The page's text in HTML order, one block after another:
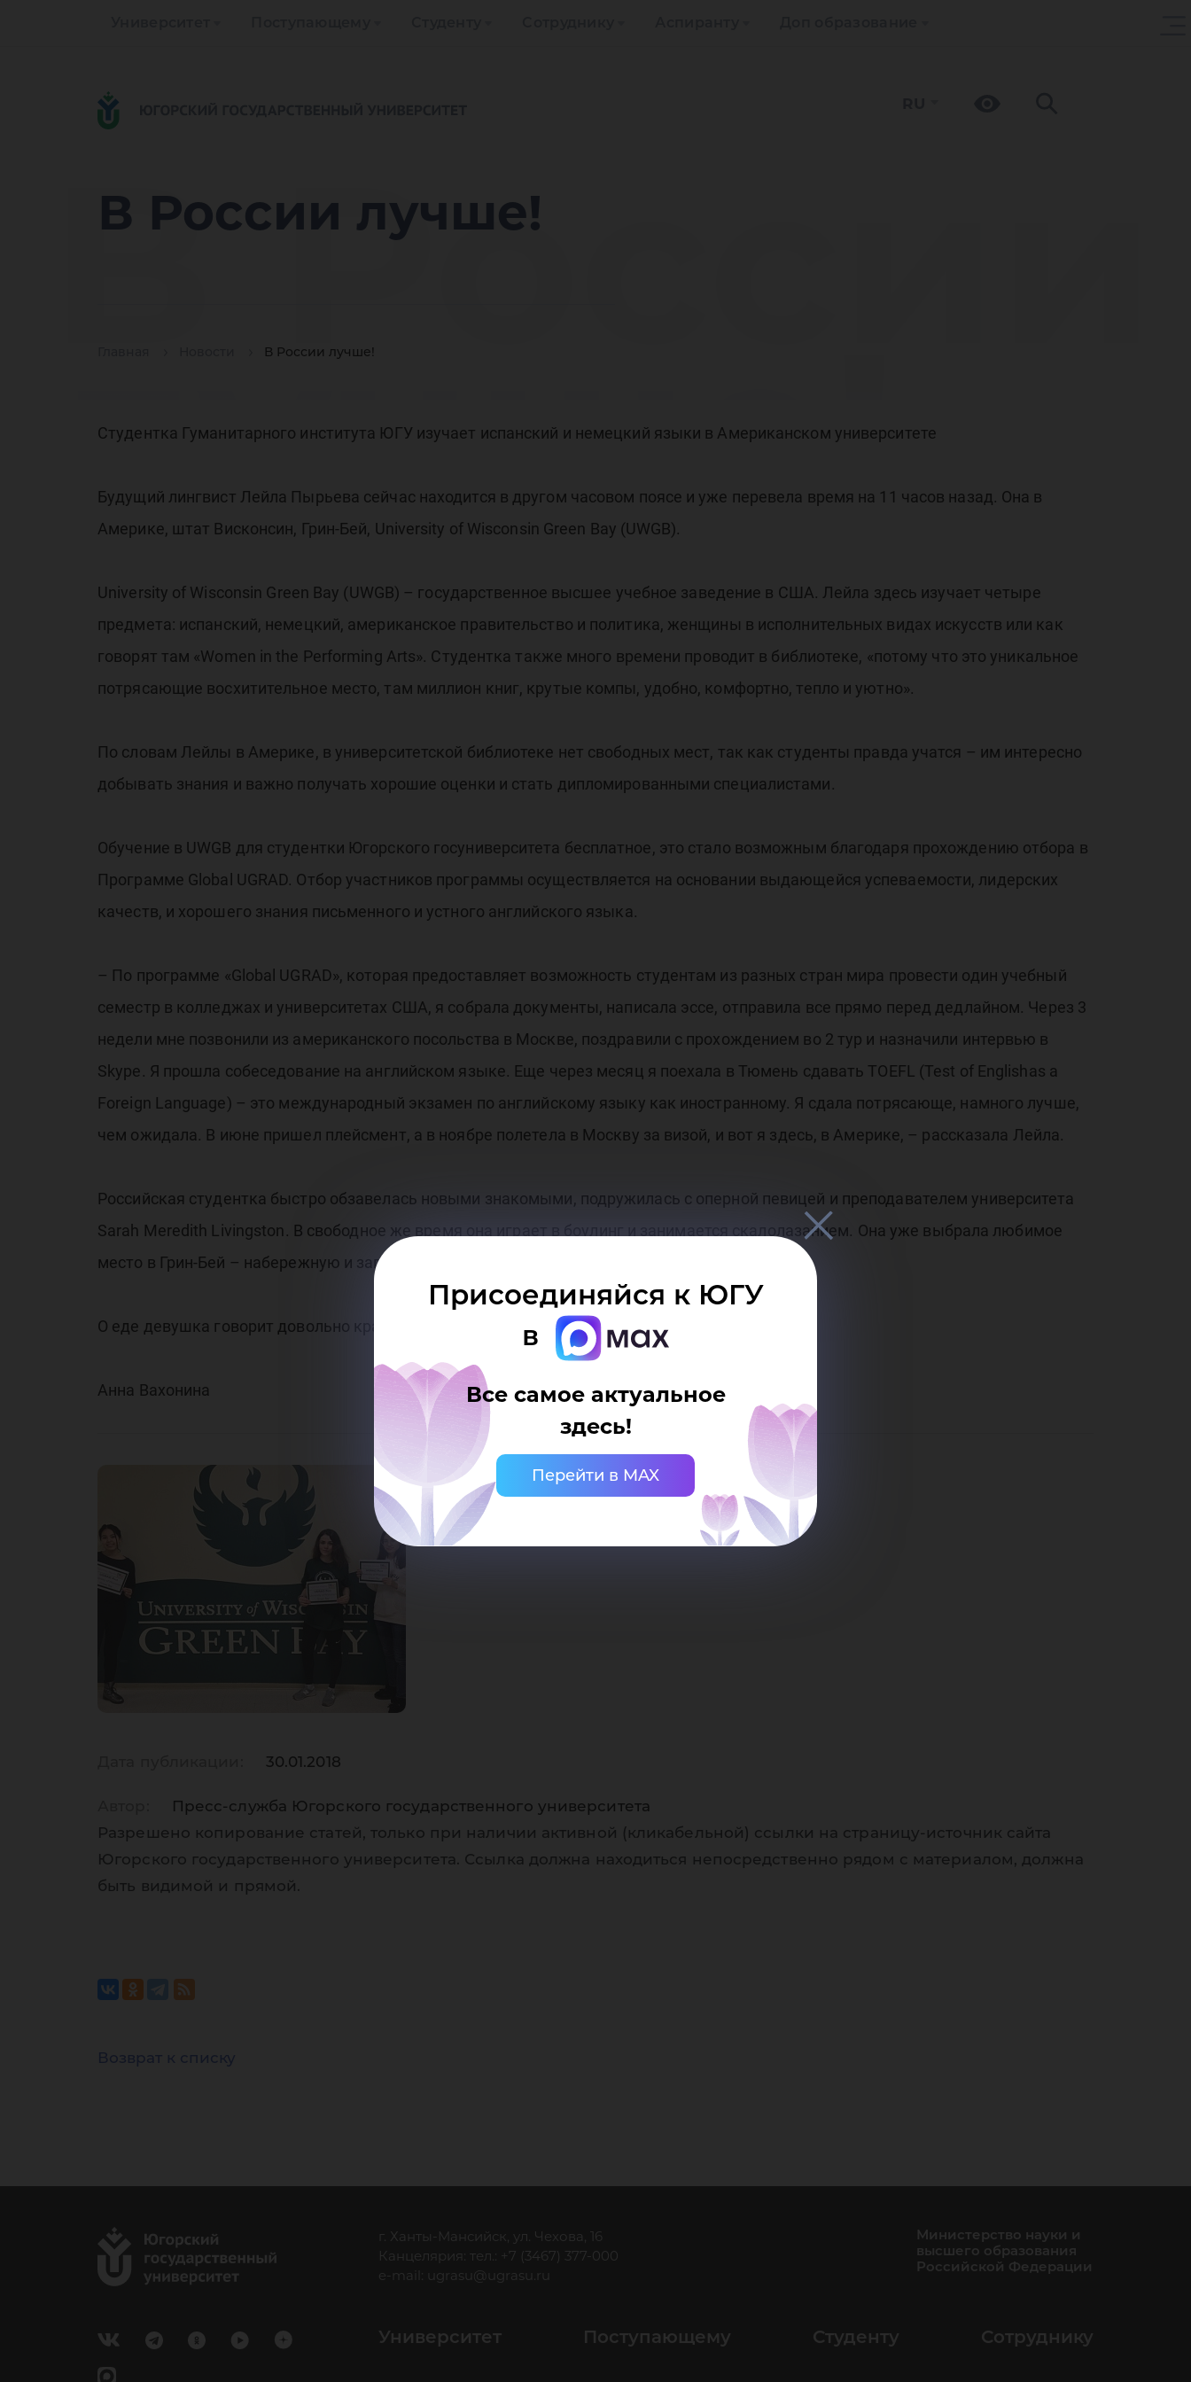
В России лучше!
В России лучше!
В России
лучше!
Присоединяйся к ЮГУ
в
Все самое актуальное
здесь!
Перейти в MAX
Студентка Гуманитарного института ЮГУ изучает испанский и немецкий языки в Американском университете
Будущий лингвист Лейла Пырьева сейчас находится в другом часовом поясе и уже перевела время на 11 часов назад. Она в
Америке, штат Висконсин, Грин-Бей, University of Wisconsin Green Bay (UWGB).
University of Wisconsin Green Bay (UWGB) – государственное высшее учебное заведение в США. Лейла здесь изучает четыре
предмета: испанский, немецкий, американское правительство и политика, женщины в исполнительных видах искусств или как
говорят там «Women in the Performing Arts». Студентка также много времени проводит в библиотеке, «потому что это уникальное
потрясающие восхитительное место, там миллион книг, крутые компы, удобно, комфортно, тепло и уютно».
По словам Лейлы в Америке, в университетской библиотеке нет свободных мест, так как студенты правда учатся – им интересно
добывать знания и важно получать хорошие оценки и стать дипломированными специалистами.
Обучение в UWGB для студентки Югорского госуниверситета бесплатное, это стало возможным благодаря прохождению отбора в
Программе Global UGRAD. Отбор участников программы осуществляется на основании выдающейся успеваемости, лидерских
качеств, и хорошего знания письменного и устного английского языка.
– По программе «Global UGRAD», которая предоставляет возможность студентам из разных стран мира провести один учебный
семестр в колледжах и университетах США, я собрала документы, написала эссе, отправила все прямо перед дедлайном. Через 3
недели мне позвонили из американского посольства в Москве, поздравили с прохождением во 2 тур и назначили интервью в
Skype. Я прошла собеседование на английском языке. Еще через месяц я поехала в Тюмень сдавать TOEFL (Test of Englishas a
Foreign Language) – это международный экзамен по английскому языку как иностранному. Я сдала потрясающе, намного лучше,
чем ожидала. В июне пришел плейсмент, а в ноябре полетела в Москву за визой, и вот я здесь, в Америке, – рассказала Лейла.
Российская студентка быстро обзавелась новыми знакомыми, подружилась с оперной певицей и преподавателем университета
Sarah Meredith Livingston. В свободное же время она играет в боулинг и занимается скалолазанием. Она уже выбрала любимое
место в Грин-Бей – набережную и заповедник, где держат волков и оленей.
О еде девушка говорит довольно кратко: «В России лучше! В Америке не тот вкус».
Анна Вахонина
30.01.2018
Пресс-служба Югорского государственного университета
Разрешено копирование статей, только при наличии активной (кликабельной) ссылки на страницу-источник сайта
Югорского государственного университета. Ссылка должна находиться непосредственно рядом с материалом, должна
быть видимой и прямой.
Возврат к списку
г. Ханты-Мансийск, ул. Чехова, 16
Канцелярия: тел.: +7 (3467) 377-000
e-mail:
ugrasu@ugrasu.ru
Министерство науки и
высшего образования
Российской Федерации
Университет Поступающему Студенту Сотруднику